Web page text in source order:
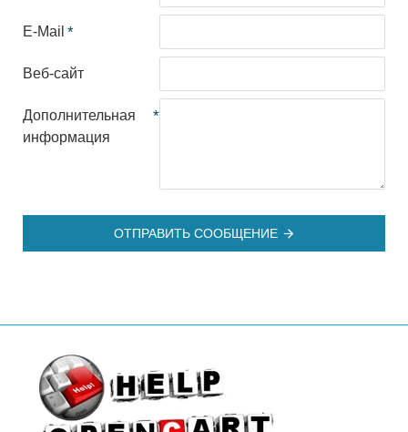
E-Mail
Веб-сайт
Дополнительная
информация
ОТПРАВИТЬ СООБЩЕНИЕ